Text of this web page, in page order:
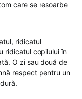
care se resoarbe
ridicatul
ridicatul copilului în
O zi sau două de
respect pentru un